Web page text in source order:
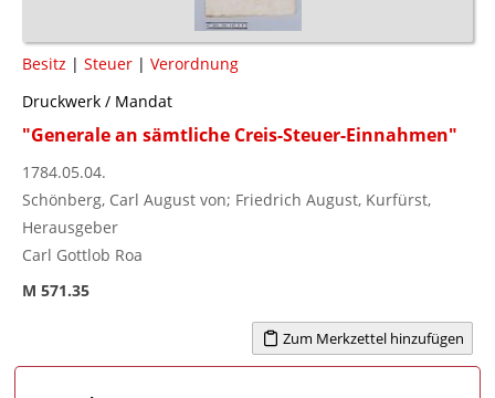
Besitz | Steuer | Verordnung
Druckwerk / Mandat
"Generale an sämtliche Creis-Steuer-Einnahmen"
1784.05.04.
Schönberg, Carl August von; Friedrich August, Kurfürst,
Herausgeber
Carl Gottlob Roa
M 571.35
Zum Merkzettel hinzufügen